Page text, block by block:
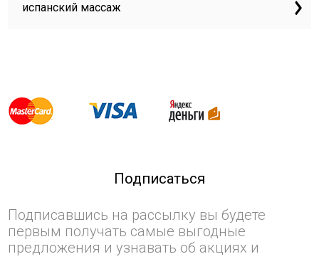
испанский массаж
Подписаться
Подписавшись на рассылку вы будете
первым получать самые выгодные
предложения и узнавать об акциях и